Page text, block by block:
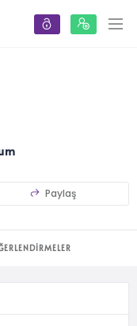
Paylaş